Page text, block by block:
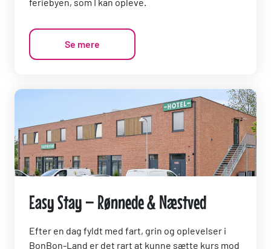
Se mere
Easy Stay – Rønnede & Næstved
Efter en dag fyldt med fart, grin og oplevelser i
BonBon-Land er det rart at kunne sætte kurs mod